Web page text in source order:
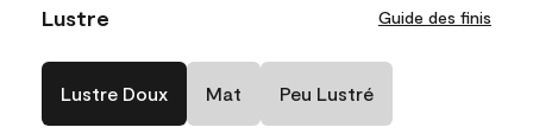
Lustre Guide des finis
Lustre Doux Mat Peu Lustré